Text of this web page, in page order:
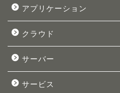
アプリケーション
クラウド
サーバー
サービス